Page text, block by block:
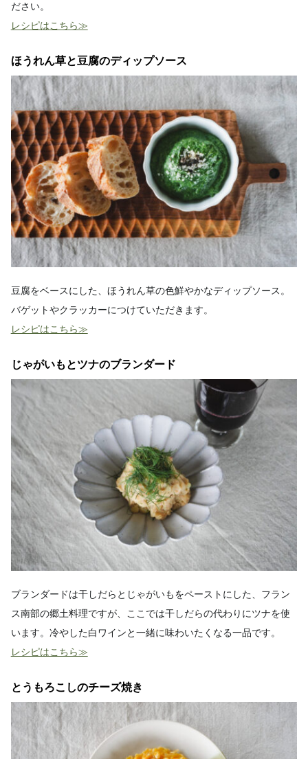
ださい。
レシピはこちら≫
ほうれん草と豆腐のディップソース
豆腐をベースにした、ほうれん草の色鮮やかなディップソース。
バゲットやクラッカーにつけていただきます。
レシピはこちら≫
じゃがいもとツナのブランダード
ブランダードは干しだらとじゃがいもをペーストにした、フラン
ス南部の郷土料理ですが、ここでは干しだらの代わりにツナを使
います。冷やした白ワインと一緒に味わいたくなる一品です。
レシピはこちら≫
とうもろこしのチーズ焼き